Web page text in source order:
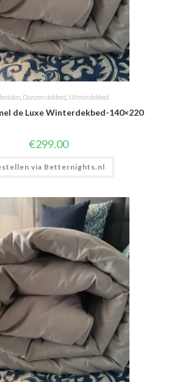
, Donzen dekbed, Winterdekbed
de Luxe Winterdekbed-140×220
€299.00
via Betternights.nl